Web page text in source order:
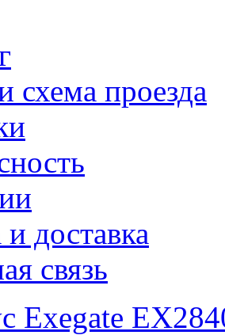
схема проезда
доставка
связь
Exegate